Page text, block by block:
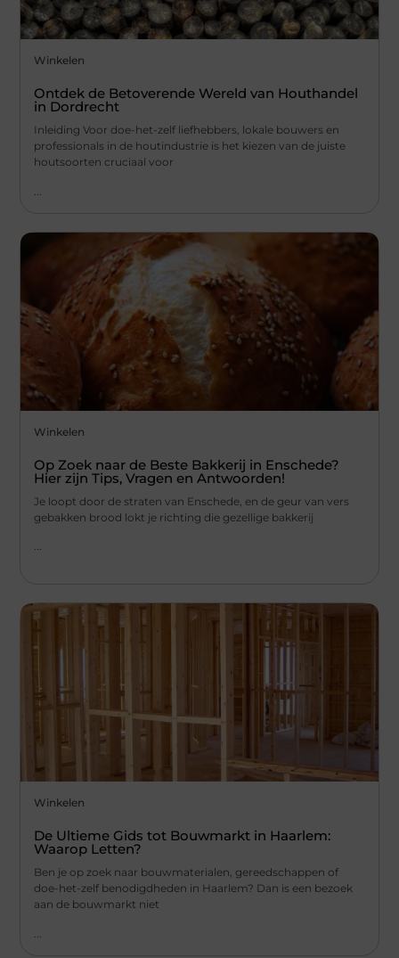
Winkelen
Ontdek de Betoverende Wereld van Houthandel
in Dordrecht
Inleiding Voor doe-het-zelf liefhebbers, lokale bouwers en
professionals in de houtindustrie is het kiezen van de juiste
houtsoorten cruciaal voor
Winkelen
Op Zoek naar de Beste Bakkerij in Enschede?
Hier zijn Tips, Vragen en Antwoorden!
Je loopt door de straten van Enschede, en de geur van vers
gebakken brood lokt je richting die gezellige bakkerij
...
Winkelen
De Ultieme Gids tot Bouwmarkt in Haarlem:
Waarop Letten?
Ben je op zoek naar bouwmaterialen, gereedschappen of
doe-het-zelf benodigdheden in Haarlem? Dan is een bezoek
aan de bouwmarkt niet